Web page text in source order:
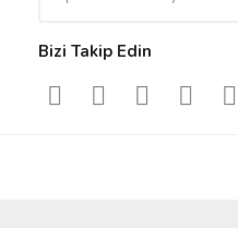
Bizi Takip Edin